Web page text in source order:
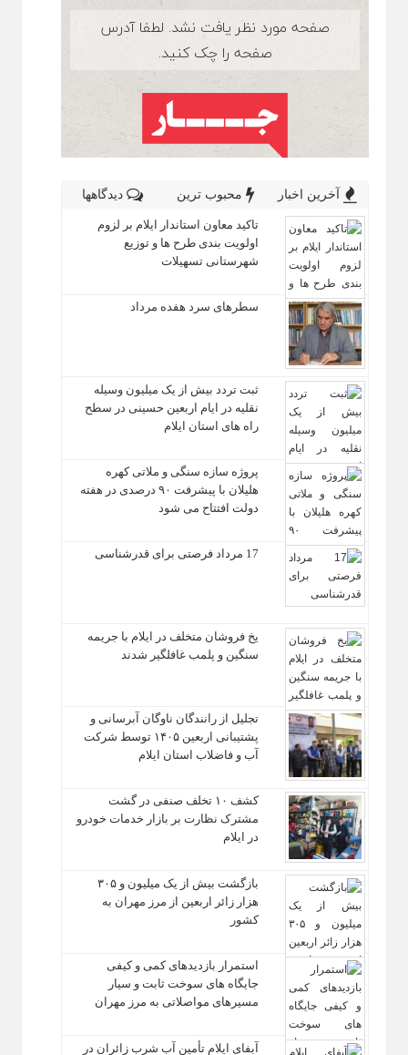
آخرین اخبار محبوب ترین دیدگاهها
تاکید معاون استاندار ایلام بر لزوم
اولویت‌ بندی طرح‌ ها و توزیع
شهرستانی تسهیلات
سطرهای سرد هفده مرداد
ثبت تردد بیش از یک میلیون وسیله
نقلیه در ایام اربعین حسینی در سطح
راه‌ های استان ایلام
پروژه سازه سنگی و ملاتی کهره
هلیلان با پیشرفت ۹۰ درصدی در هفته
دولت افتتاح می شود
17 مرداد فرصتی برای قدرشناسی
یخ‌ فروشان متخلف در ایلام با جریمه
سنگین و پلمب غافلگیر شدند
تجلیل از رانندگان ناوگان آبرسانی و
پشتیبانی اربعین ۱۴۰۵ توسط شرکت
آب و فاضلاب استان ایلام
کشف ۱۰ تخلف صنفی در گشت
مشترک نظارت بر بازار خدمات خودرو
در ایلام
بازگشت بیش از یک میلیون و ۳۰۵
هزار زائر اربعین از مرز مهران به
کشور
استمرار بازدیدهای کمی و کیفی
جایگاه‌ های سوخت ثابت و سیار
مسیرهای مواصلاتی به مرز مهران
آبفای ایلام تأمین آب شرب زائران در